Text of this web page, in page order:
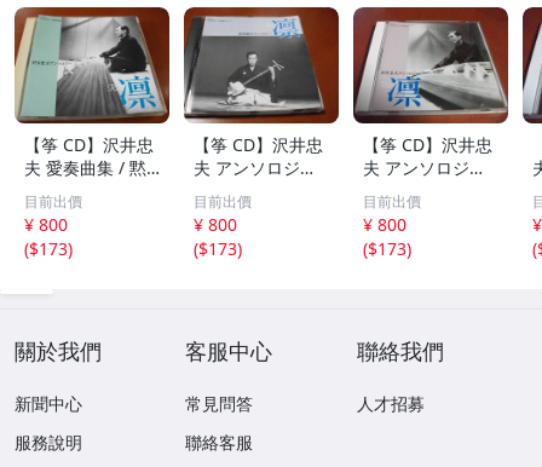
【筝 CD】沢井忠
夫 愛奏曲集 / 黙
示 、波 、二つの
相 、箏二重奏ソ
ナタ 杵屋正邦 、
入野義朗 、小野
目前出價
¥ 800
($173)
【筝 CD】沢井忠
夫 アンソロジー
「凜」からの分売
沢井忠夫作品集
ライブ 風衣、水
の声、枯野砧、五
目前出價
¥ 800
($173)
【筝 CD】沢井忠
夫 アンソロジー
「凜」からの分売
沢井忠夫 作品集
第三集 “光る海”
（限定販売） 200
目前出價
¥ 800
($173)
(
關於我們
新聞中心
服務說明
客服中心
常見問答
聯絡客服
聯絡我們
人才招募